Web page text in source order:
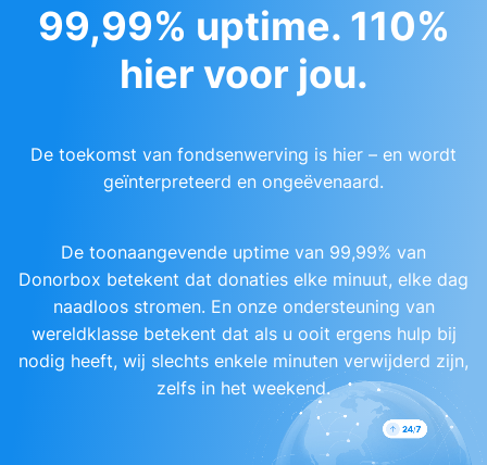
99,99% uptime. 110%
hier voor jou.
De toekomst van fondsenwerving is hier – en wordt
geïnterpreteerd en ongeëvenaard.
De toonaangevende uptime van 99,99% van
Donorbox betekent dat donaties elke minuut, elke dag
naadloos stromen. En onze ondersteuning van
wereldklasse betekent dat als u ooit ergens hulp bij
nodig heeft, wij slechts enkele minuten verwijderd zijn,
zelfs in het weekend.